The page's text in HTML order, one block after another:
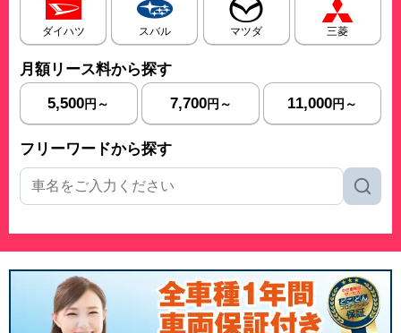
ダイハツ スバル マツダ 三菱
月額リース料から探す
5,500円～ 7,700円～ 11,000円～
フリーワードから探す